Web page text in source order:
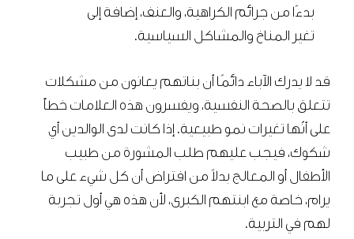
بدءًا من جرائم الكراهية، والعنف، إضافة إلى
تغير المناخ والمشاكل السياسية.
قد لا يدرك الآباء دائمًا أن بناتهم يعانون من مشكلات
تتعلق بالصحة النفسية، ويفسرون هذه العلامات خطأً
على أنّها تغيرات نمو طبيعية. إذا كانت لدى الوالدين أي
شكوك، فيجب عليهم طلب المشورة من طبيب
الأطفال أو المعالج بدلاً من افتراض أن كل شيء على ما
يرام، خاصة مع ابنتهم الكبرى، لأن هذه هي أول تجربة
لهم في التربية.